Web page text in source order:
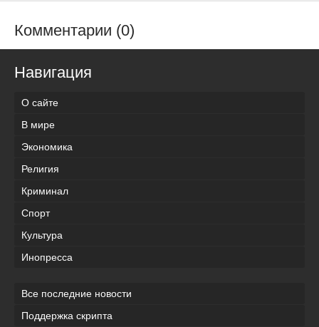
Комментарии (0)
Навигация
О сайте
В мире
Экономика
Религия
Криминал
Спорт
Культура
Инопресса
Все последние новости
Поддержка скрипта